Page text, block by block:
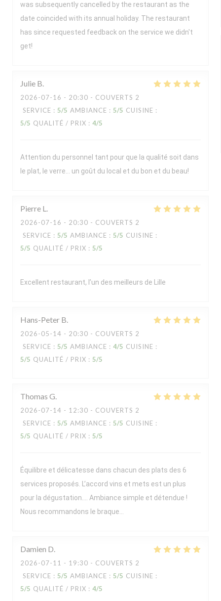
was subsequently cancelled by the restaurant as the
date coincided with its annual holiday. The restaurant
has since requested feedback on the service we didn't
get!
Julie B
2026-07-16 - 20:30 - COUVERTS 2
SERVICE : 5/5 AMBIANCE : 5/5 CUISINE :
5/5 QUALITÉ / PRIX : 4/5
Attention du personnel tant pour que la qualité soit dans
le plat, le verre… un goût du local et du bon et du beau!
Pierre L
2026-07-16 - 20:30 - COUVERTS 2
SERVICE : 5/5 AMBIANCE : 5/5 CUISINE :
5/5 QUALITÉ / PRIX : 5/5
Excellent restaurant, l’un des meilleurs de Lille
Hans-Peter B
2026-05-14 - 20:30 - COUVERTS 2
SERVICE : 5/5 AMBIANCE : 4/5 CUISINE :
5/5 QUALITÉ / PRIX : 5/5
Thomas G
2026-07-14 - 12:30 - COUVERTS 2
SERVICE : 5/5 AMBIANCE : 5/5 CUISINE :
5/5 QUALITÉ / PRIX : 5/5
Équilibre et délicatesse dans chacun des plats des 6
services proposés. L’accord vins et mets est un plus
pour la dégustation…. Ambiance simple et détendue !
Nous recommandons le braque…
Damien D
2026-07-11 - 19:30 - COUVERTS 2
SERVICE : 5/5 AMBIANCE : 5/5 CUISINE :
5/5 QUALITÉ / PRIX : 4/5